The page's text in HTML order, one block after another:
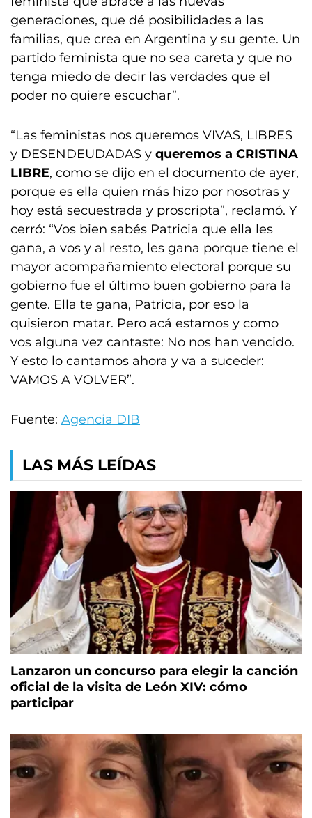
generaciones, que dé posibilidades a las
familias, que crea en Argentina y su gente. Un
partido feminista que no sea careta y que no
tenga miedo de decir las verdades que el
poder no quiere escuchar”.
“Las feministas nos queremos VIVAS, LIBRES
y DESENDEUDADAS y queremos a CRISTINA
LIBRE, como se dijo en el documento de ayer,
porque es ella quien más hizo por nosotras y
hoy está secuestrada y proscripta”, reclamó. Y
cerró: “Vos bien sabés Patricia que ella les
gana, a vos y al resto, les gana porque tiene el
mayor acompañamiento electoral porque su
gobierno fue el último buen gobierno para la
gente. Ella te gana, Patricia, por eso la
quisieron matar. Pero acá estamos y como
vos alguna vez cantaste: No nos han vencido.
Y esto lo cantamos ahora y va a suceder:
VAMOS A VOLVER”.
Fuente: Agencia DIB
LAS MÁS LEÍDAS
Lanzaron un concurso para elegir la canción
oficial de la visita de León XIV: cómo
participar